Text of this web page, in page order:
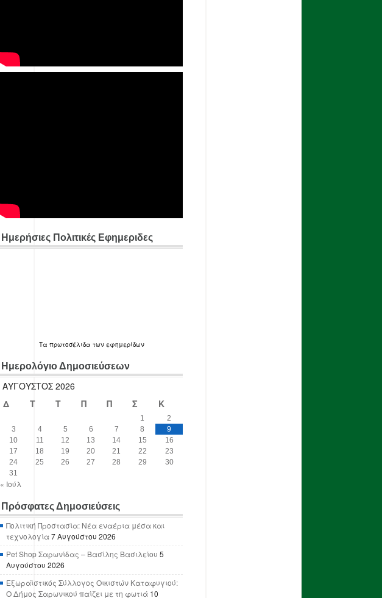
Ημερήσιες Πολιτικές Εφημεριδες
Τα πρωτοσέλιδα των εφημερίδων
Ημερολόγιο Δημοσιεύσεων
ΑΎΓΟΥΣΤΟΣ 2026
Δ
Τ Τ Π Π Σ Κ
1
2
3
4 5 6 7 8
9
10
11 12 13 14 15
16
17
18 19 20 21 22
23
24
25 26 27 28 29
30
31
« Ιούλ
Πρόσφατες Δημοσιεύσεις
Πολιτική Προστασία: Νέα εναέρια μέσα και
τεχνολογία7 Αυγούστου 2026
Pet Shop Σαρωνίδας – Βασίλης Βασιλείου 5
Αυγούστου 2026
Εξωραϊστικός Σύλλογος Οικιστών Καταφυγιού:
Ο Δήμος Σαρωνικού παίζει με τη φωτιά 10